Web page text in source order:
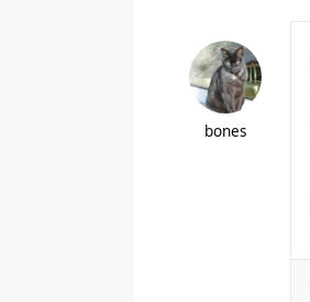
bones